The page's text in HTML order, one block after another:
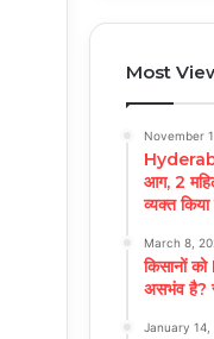
Most
November
आग, 2
व्यक्त
March 8,
किसानों
असभंव है?
January 14,